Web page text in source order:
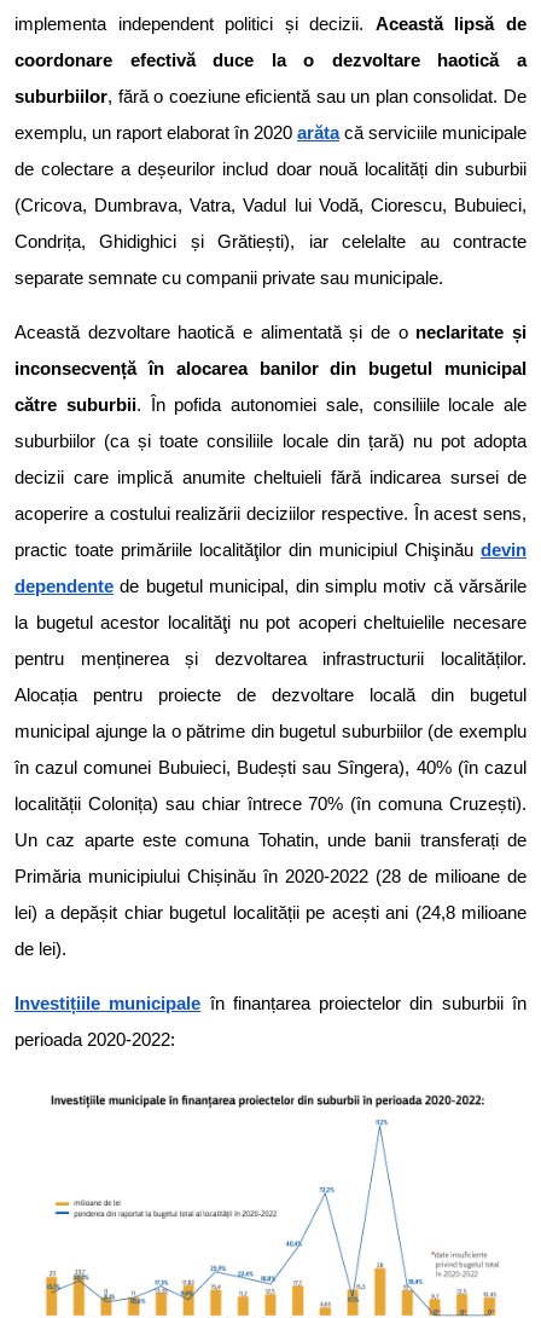
implementa independent politici și decizii. Această lipsă de
coordonare efectivă duce la o dezvoltare haotică a
suburbiilor, fără o coeziune eficientă sau un plan consolidat. De
exemplu, un raport elaborat în 2020 arătacă serviciile municipale
de colectare a deșeurilor includ doar nouă localități din suburbii
(Cricova, Dumbrava, Vatra, Vadul lui Vodă, Ciorescu, Bubuieci,
Condrița, Ghidighici și Grătiești), iar celelalte au contracte
separate semnate cu companii private sau municipale.
Această dezvoltare haotică e alimentată și de oneclaritate și
inconsecvență în alocarea banilor din bugetul municipal
către suburbii. În pofida autonomiei sale, consiliile locale ale
suburbiilor (ca și toate consiliile locale din țară) nu pot adopta
decizii care implică anumite cheltuieli fără indicarea sursei de
acoperire a costului realizării deciziilor respective. În acest sens,
practic toate primăriile localităţilor din municipiul Chişinău devin
dependente de bugetul municipal, din simplu motiv că vărsările
la bugetul acestor localităţi nu pot acoperi cheltuielile necesare
pentru menținerea și dezvoltarea infrastructurii localităților.
Alocația pentru proiecte de dezvoltare locală din bugetul
municipal ajunge la o pătrime din bugetul suburbiilor (de exemplu
în cazul comunei Bubuieci, Budești sau Sîngera), 40% (în cazul
localității Colonița) sau chiar întrece 70% (în comuna Cruzești).
Un caz aparte este comuna Tohatin, unde banii transferați de
Primăria municipiului Chișinău în 2020-2022 (28 de milioane de
lei) a depășit chiar bugetul localității pe acești ani (24,8 milioane
de lei).
Investițiile municipale în finanțarea proiectelor din suburbii în
perioada 2020-2022: